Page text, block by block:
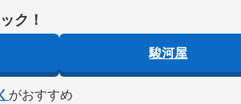
ク！
駿河屋
がおすすめ